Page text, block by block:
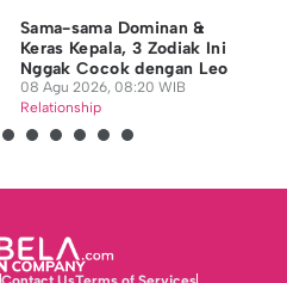
Sama-sama Dominan &
Keras Kepala, 3 Zodiak Ini
Nggak Cocok dengan Leo
08 Agu 2026, 08:20 WIB
Relationship